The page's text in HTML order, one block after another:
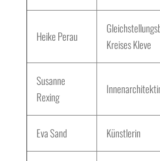
Heike Perau
Kreises Kleve
Susanne
Rexing
Eva Sand Künstlerin